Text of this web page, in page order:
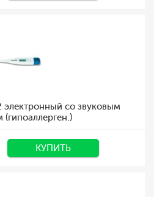
со звуковым
(гипоаллерген.)
КУПИТЬ